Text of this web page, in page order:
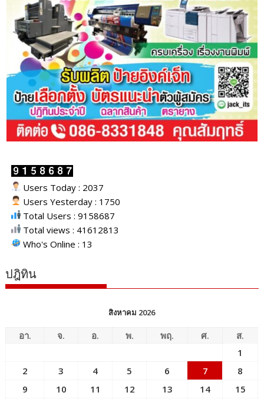
Users Today : 2037
Users Yesterday : 1750
Total Users : 9158687
Total views : 41612813
Who's Online : 13
ปฎิทิน
สิงหาคม 2026
อา. จ. อ. พ. พฤ. ศ.
ส.
1
2
3 4 5 6 7
8
9
10 11 12 13 14
15